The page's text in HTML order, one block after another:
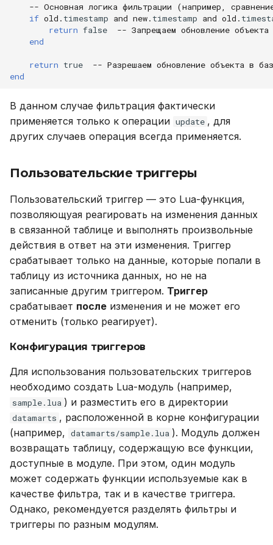
-- Основная логика фильтрации (например,
if old . timestamp and new. timestamp and old .
return false
-- Запрещаем обновление
end
return true
-- Разрешаем обновление объекта в
end
В данном случае фильтрация фактически
применяется только к операции update , для
других случаев операция всегда применяется.
Пользовательские триггеры
Пользовательский триггер — это Lua-функция,
позволяющуая реагировать на изменения данных
в связанной таблице и выполнять произвольные
действия в ответ на эти изменения. Триггер
срабатывает только на данные, которые попали в
таблицу из источника данных, но не на
записанные другим триггером. Триггер
срабатывает после изменения и не может его
отменить (только реагирует).
Конфигурация триггеров
Для использования пользовательских триггеров
необходимо создать Lua-модуль (например,
sample.lua ) и разместить его в директории
datamarts , расположенной в корне конфигурации
(например, datamarts/sample.lua ). Модуль должен
возвращать таблицу, содержащую все функции,
доступные в модуле. При этом, один модуль
может содержать функции используемые как в
качестве фильтра, так и в качестве триггера.
Однако, рекомендуется разделять фильтры и
триггеры по разным модулям.